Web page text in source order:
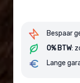
Bespaar
0% BTW:
Lange